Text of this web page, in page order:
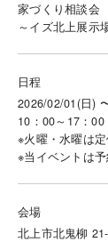
家づくり相談会
～イズ北上展示
日程
2026/02/01(日)
10：00～17：00
※火曜・水曜は定
※当イベントは予
会場
北上市北鬼柳